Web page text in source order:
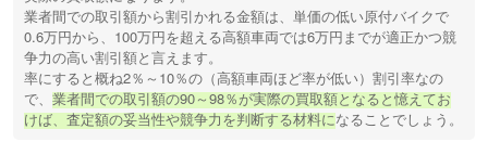
業者間での取引額から割引かれる金額は、単価の低い原付バイクで
0.6万円から、100万円を超える高額車両では6万円までが適正かつ競
争力の高い割引額と言えます。
率にすると概ね2％～10％の（高額車両ほど率が低い）割引率なの
で、業者間での取引額の90～98％が実際の買取額となると憶えてお
けば、査定額の妥当性や競争力を判断する材料になることでしょう。